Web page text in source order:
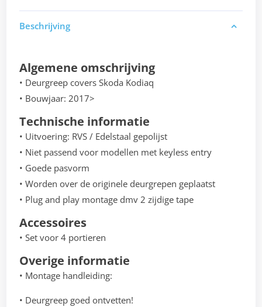
Beschrijving
Algemene omschrijving
• Deurgreep covers Skoda Kodiaq
• Bouwjaar: 2017>
Technische informatie
• Uitvoering: RVS / Edelstaal gepolijst
• Niet passend voor modellen met keyless entry
• Goede pasvorm
• Worden over de originele deurgrepen geplaatst
• Plug and play montage dmv 2 zijdige tape
Accessoires
• Set voor 4 portieren
Overige informatie
• Montage handleiding:
• Deurgreep goed ontvetten!